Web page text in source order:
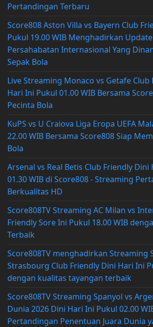
Pertandingan Terbaru
Score808 Aston Villa vs Bayern Club
Pukul 19.00 WIB Menghadirkan
Persahabatan Internasional Yang
Sepak Bola
Live Streaming Monaco vs Getafe Club
Hari Ini Pukul 01.00 WIB Bersama
Pecinta Bola
KuPS vs U Craiova Liga Eropa UEFA
22.00 WIB Bersama Score808 Siap
Bola
Arsenal vs Real Betis Club Friendly
01.30 WIB di Score808 - Streaming
Berkualitas HD
Score808TV Streaming AC Milan vs
Friendly Sore Ini Pukul 18.00 WIB
Terbaik
Score808TV menghadirkan Streaming
Strasbourg Club Friendly Dini Hari Ini
dengan kualitas tayangan terbaik
Score808TV Streaming Spanyol vs
Dunia 2026 Dini Hari Ini Pukul 02.00
Pertandingan Penentuan Juara Dunia